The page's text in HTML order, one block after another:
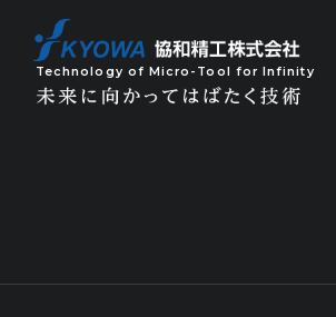
Technology of Micro-Tool for Infinity